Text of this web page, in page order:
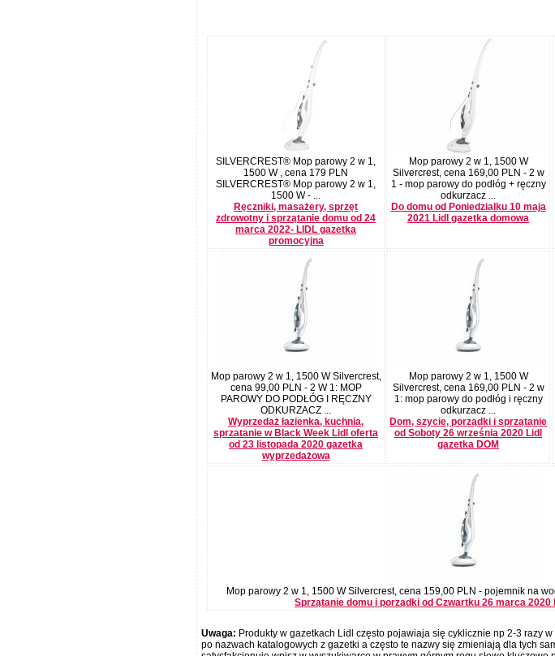
SILVERCREST® Mop parowy 2 w 1,
1500 W , cena 179 PLN
SILVERCREST® Mop parowy 2 w 1,
1500 W - ...
Ręczniki, masażery, sprzęt
zdrowotny i sprzątanie domu od 24
marca 2022- LIDL gazetka
promocyjna
Mop parowy 2 w 1, 1500 W
Silvercrest, cena 169,00 PLN - 2 w
1 - mop parowy do podłóg + ręczny
odkurzacz ...
Do domu od Poniedzialku 10 maja
2021 Lidl gazetka domowa
Mop parowy 2 w 1, 1500 W Silvercrest,
cena 99,00 PLN - 2 W 1: MOP
PAROWY DO PODŁÓG I RĘCZNY
ODKURZACZ ...
Wyprzedaż łazienka, kuchnia,
sprzatanie w Black Week Lidl oferta
od 23 listopada 2020 gazetka
wyprzedażowa
Mop parowy 2 w 1, 1500 W
Silvercrest, cena 169,00 PLN - 2 w
1: mop parowy do podłóg i ręczny
odkurzacz ...
Dom, szycie, porządki i sprzątanie
od Soboty 26 września 2020 Lidl
gazetka DOM
Mop parowy 2 w 1, 1500 W Silvercrest, cena 159,00 PLN - pojemnik na
Sprzątanie domu i porządki od Czwartku 26 marca 2020
Uwaga: Produkty w gazetkach Lidl często pojawiaja się cyklicznie np 2-3 razy
po nazwach katalogowych z gazetki a często te nazwy się zmieniają dla tych